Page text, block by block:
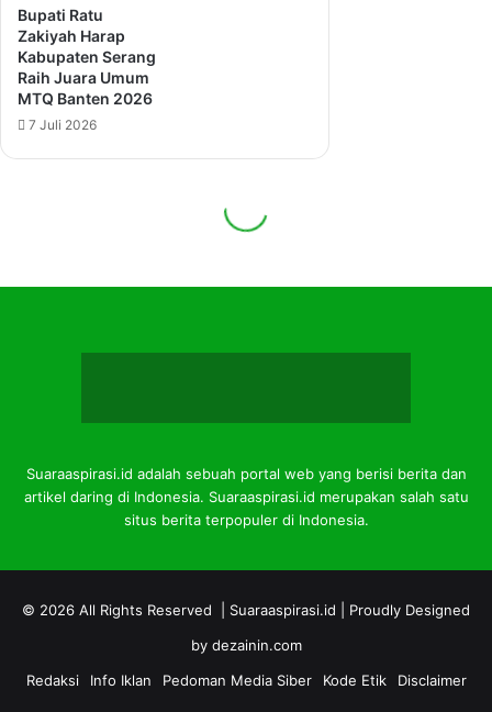
Suaraaspirasi.id adalah sebuah portal web yang berisi berita dan
artikel daring di Indonesia. Suaraaspirasi.id merupakan salah satu
situs berita terpopuler di Indonesia.
© 2026 All Rights Reserved | Suaraaspirasi.id | Proudly Designed
by dezainin.com
Redaksi
Info Iklan Pedoman Media Siber Kode Etik Disclaimer